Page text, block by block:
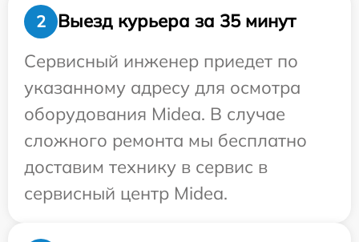
2
Выезд курьера за 35 минут
Сервисный инженер приедет по
указанному адресу для осмотра
оборудования Midea. В случае
сложного ремонта мы бесплатно
доставим технику в сервис в
сервисный центр Midea.